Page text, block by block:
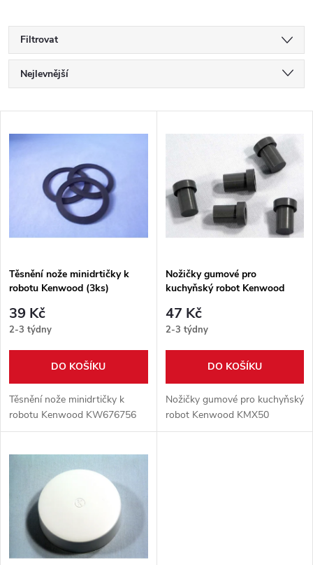
Filtrovat
Ř
a
z
í
p
r
o
d
u
k
Nejlevnější
V
ý
i
s
p
r
d
u
Těsnění nože minidrtičky k
robotu Kenwood (3ks)
39 Kč
2-3 týdny
DO KOŠÍKU
Těsnění nože minidrtičky k
robotu Kenwood KW676756
Nožičky gumové pro
kuchyňský robot Kenwood
47 Kč
2-3 týdny
DO KOŠÍKU
Nožičky gumové pro kuchyňský
robot Kenwood KMX50